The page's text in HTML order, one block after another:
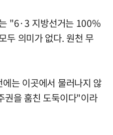
"6·3 지방선거는 100%
두 의미가 없다. 원천 무
는 이곳에서 물러나지 않
권을 훔친 도둑이다"이라